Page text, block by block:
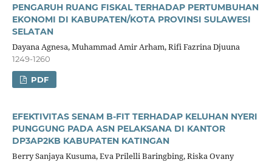
PENGARUH RUANG FISKAL TERHADAP PERTUMBUHAN
EKONOMI DI KABUPATEN/KOTA PROVINSI SULAWESI
SELATAN
Dayana Agnesa, Muhammad Amir Arham, Rifi Fazrina Djuuna
1249-1260
PDF
EFEKTIVITAS SENAM B-FIT TERHADAP KELUHAN NYERI
PUNGGUNG PADA ASN PELAKSANA DI KANTOR
DP3AP2KB KABUPATEN KATINGAN
Berry Sanjaya Kusuma, Eva Prilelli Baringbing, Riska Ovany